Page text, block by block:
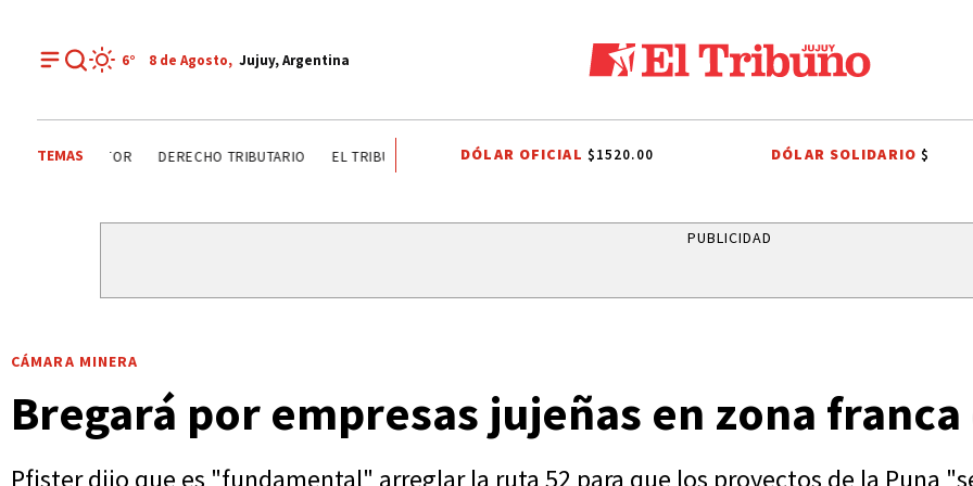
6° 8 de Agosto, Jujuy, Argentina
TEMAS DÍA DEL INGENIERO AGRÓNOMO ANALIZAN SECTOR DERECHO TRIBUTARIO EL TRIBUNO POR LOS BARRIOS ONDA
DÓLAR OFICIAL $1520.00 DÓLAR SOLIDARIO$
PUBLICIDAD
CÁMARA MINERA
Bregará por empresas jujeñas en zona franca
Pfister dijo que es "fundamental" arreglar la ruta 52 para que los proyectos de la Puna